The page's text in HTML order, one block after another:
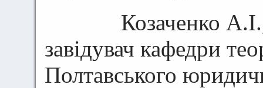
Козаченко А.І.,
завідувач кафедри
Полтавського